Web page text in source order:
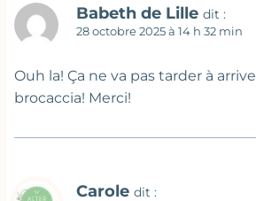
Babeth de Lille dit :
28 octobre 2025 à 14 h 32 min
Ouh la! Ça ne va pas tarder à
brocaccia! Merci!
Carole dit :